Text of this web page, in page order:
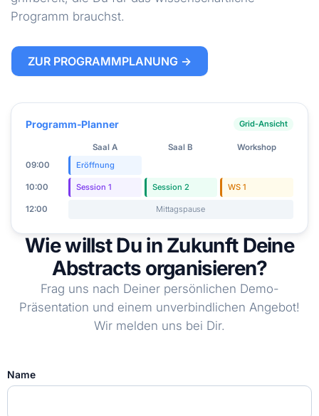
Programm brauchst.
ZUR PROGRAMMPLANUNG →
Programm-Planner Grid-Ansicht
Saal A Saal B
Workshop
09:00
Eröffnung
10:00 Session 1 Session 2 WS 1
12:00 Mittagspause
Wie willst Du in Zukunft Deine
Abstracts organisieren?
Frag uns nach Deiner persönlichen Demo-
Präsentation und einem unverbindlichen Angebot!
Wir melden uns bei Dir.
Name